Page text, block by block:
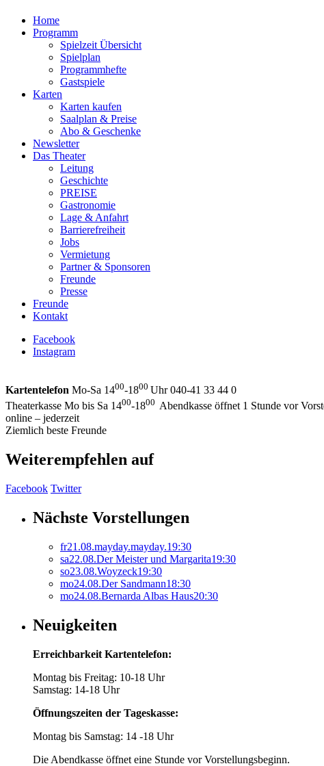
Home
Programm
Spielzeit Übersicht
Spielplan
Programmhefte
Gastspiele
Karten
Karten kaufen
Saalplan & Preise
Abo & Geschenke
Newsletter
Das Theater
Leitung
Geschichte
PREISE
Gastronomie
Lage & Anfahrt
Barrierefreiheit
Jobs
Vermietung
Partner & Sponsoren
Freunde
Presse
Freunde
Kontakt
Facebook
Instagram
Kartentelefon Mo-Sa 1400-1800 Uhr 040-41 33 44 0
Theaterkasse Mo bis Sa 1400-1800 Abendkasse öffnet 1 Stunde vor
online – jederzeit
Ziemlich beste Freunde
Weiterempfehlen auf
Facebook Twitter
Nächste Vorstellungen
fr21.08.mayday.mayday.19:30
sa22.08.Der Meister und Margarita19:30
so23.08.Woyzeck19:30
mo24.08.Der Sandmann18:30
mo24.08.Bernarda Albas Haus20:30
Neuigkeiten
Erreichbarkeit Kartentelefon:
Montag bis Freitag: 10-18 Uhr
Samstag: 14-18 Uhr
Öffnungszeiten der Tageskasse:
Montag bis Samstag: 14 -18 Uhr
Die Abendkasse öffnet eine Stunde vor Vorstellungsbeginn.